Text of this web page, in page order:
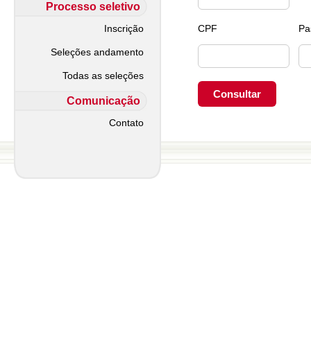
Processo seletivo
Inscrição
Seleções andamento
Todas as seleções
Comunicação
Contato
CPF